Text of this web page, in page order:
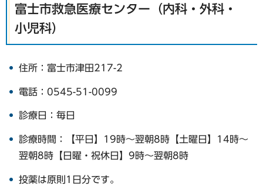
富士市救急医療センター（内科・外科・
小児科）
住所：富士市津田217-2
電話：0545-51-0099
診療日：毎日
診療時間：【平日】19時～翌朝8時【土曜日】14時～
翌朝8時【日曜・祝休日】9時～翌朝8時
投薬は原則1日分です。